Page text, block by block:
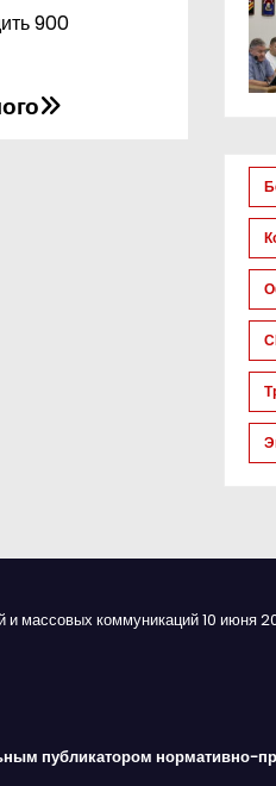
900
и массовых коммуникаций 10 июня
публикатором нормативно-